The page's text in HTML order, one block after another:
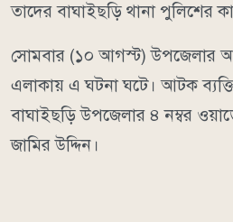
তাদের বাঘাইছড়ি থানা পুলিশের
সোমবার (১০ আগস্ট) উপজেলার
এলাকায় এ ঘটনা ঘটে। আটক
বাঘাইছড়ি উপজেলার ৪ নম্বর
জামির উদ্দিন।